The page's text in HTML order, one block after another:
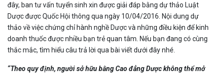
đây, ban tư vấn tuyển sinh xin được giải đáp bằng dự thảo Luật
Dược được Quốc Hội thông qua ngày 10/04/2016. Nội dung dự
thảo về việc chứng chỉ hành nghề Dược và những điều kiện để kinh
doanh thuốc được nhiều bạn trẻ quan tâm. Nếu bạn đang có cùng
thắc mắc, tìm hiểu câu trả lời qua bài viết dưới đây nhé.
“Theo quy định, người sở hữu bằng Cao đẳng Dược không thể mở